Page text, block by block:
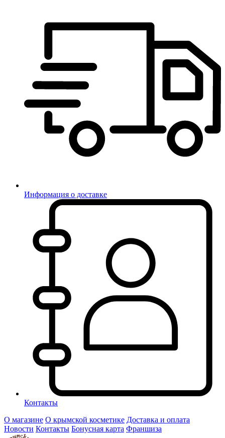
Информация о доставке
Контакты
О магазине О крымской косметике Доставка и оплата
Новости Контакты Бонусная карта Франшиза